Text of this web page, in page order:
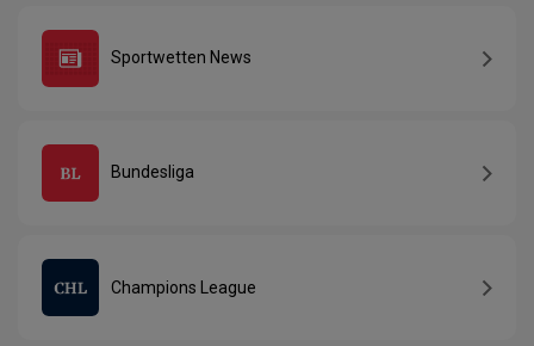
Sportwetten News
Bundesliga
Champions League